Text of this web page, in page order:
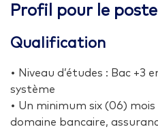
Profil pour le poste
Qualification
• Niveau d’études : Bac
système
• Un minimum six (06) mois
domaine bancaire,